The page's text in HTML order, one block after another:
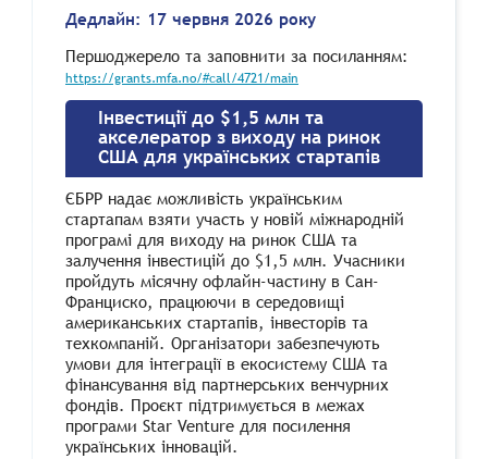
Дедлайн: 17 червня 2026 року
Першоджерело та заповнити за посиланням:
https://grants.mfa.no/#call/4721/main
Інвестиції до $1,5 млн та
акселератор з виходу на ринок
США для українських стартапів
ЄБРР надає можливість українським
стартапам взяти участь у новій міжнародній
програмі для виходу на ринок США та
залучення інвестицій до $1,5 млн. Учасники
пройдуть місячну офлайн-частину в Сан-
Франциско, працюючи в середовищі
американських стартапів, інвесторів та
техкомпаній. Організатори забезпечують
умови для інтеграції в екосистему США та
фінансування від партнерських венчурних
фондів. Проєкт підтримується в межах
програми Star Venture для посилення
українських інновацій.